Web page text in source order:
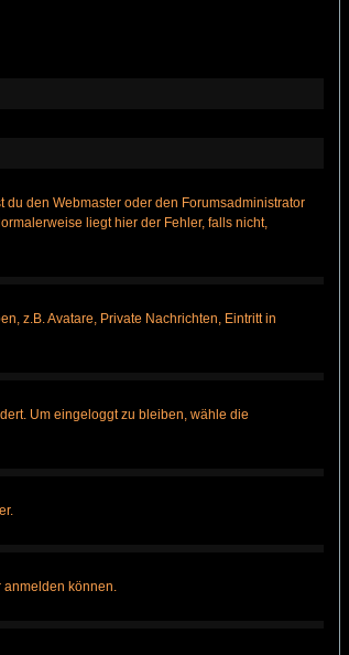
den Webmaster oder den Forumsadministrator
liegt hier der Fehler, falls nicht,
z.B. Avatare, Private Nachrichten, Eintritt in
Um eingeloggt zu bleiben, wähle die
anmelden können.